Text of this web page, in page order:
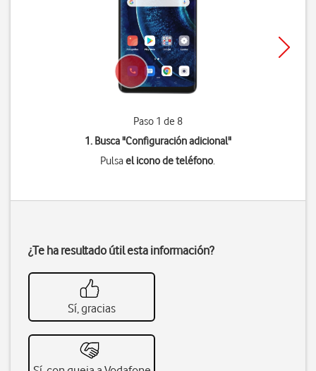
Paso 1 de 8
1. Busca "Configuración adicional"
Pulsael icono de teléfono.
¿Te ha resultado útil esta información?
Sí, gracias